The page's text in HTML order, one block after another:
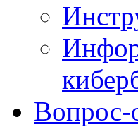
Вопрос-